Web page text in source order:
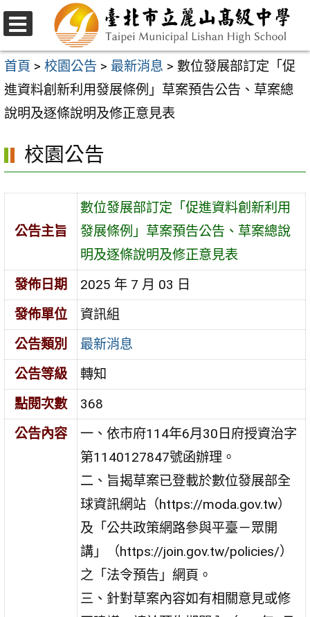
跳
至
主
要
內
區
選
單
首頁 > 校園公告 > 最新消息 > 數位發展部訂定「促
進資料創新利用發展條例」草案預告公告、草案總
說明及逐條說明及修正意見表
校園公告
公告主旨
數位發展部訂定「促進資料創新利用
發展條例」草案預告公告、草案總說
明及逐條說明及修正意見表
發佈日期
2025 年 7 月 03 日
發佈單位
資訊組
公告類別
最新消息
公告等級
轉知
點閱次數
368
公告內容
一、依市府114年6月30日府授資治字
第1140127847號函辦理。
二、旨揭草案已登載於數位發展部全
球資訊網站（https://moda.gov.tw）
及「公共政策網路參與平臺－眾開
講」（https://join.gov.tw/policies/）
之「法令預告」網頁。
三、針對草案內容如有相關意見或修